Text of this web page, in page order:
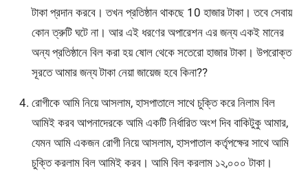
টাকা প্রদান করবে। তখন প্রতিষ্ঠান থাকছে 10 হাজার টাকা। তবে সেবায়
কোন ত্রুটি ঘটে না। আর এই ধরণের অপারেশন এর জন্য একই মানের
অন্য প্রতিষ্ঠানে বিল করা হয় ষোল থেকে সতেরো হাজার টাকা। উপরোক্ত
সূরতে আমার জন্য টাকা নেয়া জায়েজ হবে কিনা??
রোগীকে আমি নিয়ে আসলাম, হাসপাতালে সাথে চুক্তি করে নিলাম বিল
আমিই করব আপনাদেরকে আমি একটি নির্ধারিত অংশ দিব বাকিটুকু আমার,
যেমন আমি একজন রোগী নিয়ে আসলাম, হাসপাতাল কর্তৃপক্ষের সাথে আমি
চুক্তি করলাম বিল আমিই করব। আমি বিল করলাম ১২,০০০ টাকা।